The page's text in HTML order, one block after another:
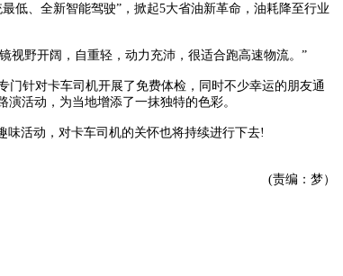
低、全新智能驾驶”，掀起5大省油新革命，油耗降至行业
野开阔，自重轻，动力充沛，很适合跑高速物流。”
针对卡车司机开展了免费体检，同时不少幸运的朋友通
活动，为当地增添了一抹独特的色彩。
活动，对卡车司机的关怀也将持续进行下去!
(责编：梦）